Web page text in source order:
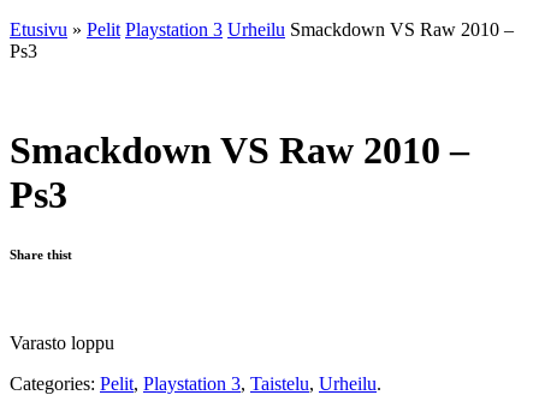
Etusivu » Pelit Playstation 3 Urheilu Smackdown VS Raw 2010 –
Ps3
Smackdown VS Raw 2010 –
Ps3
Share thist
Varasto loppu
Categories: Pelit, Playstation 3, Taistelu, Urheilu.